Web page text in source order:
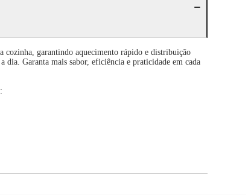
cozinha, garantindo aquecimento rápido e distribuição
dia. Garanta mais sabor, eficiência e praticidade em cada